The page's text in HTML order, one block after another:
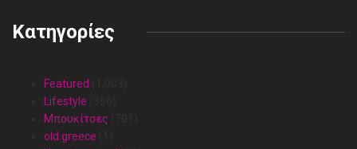
Κατηγορίες
Featured
Lifestyle
Mπουκίτσες
old.greece